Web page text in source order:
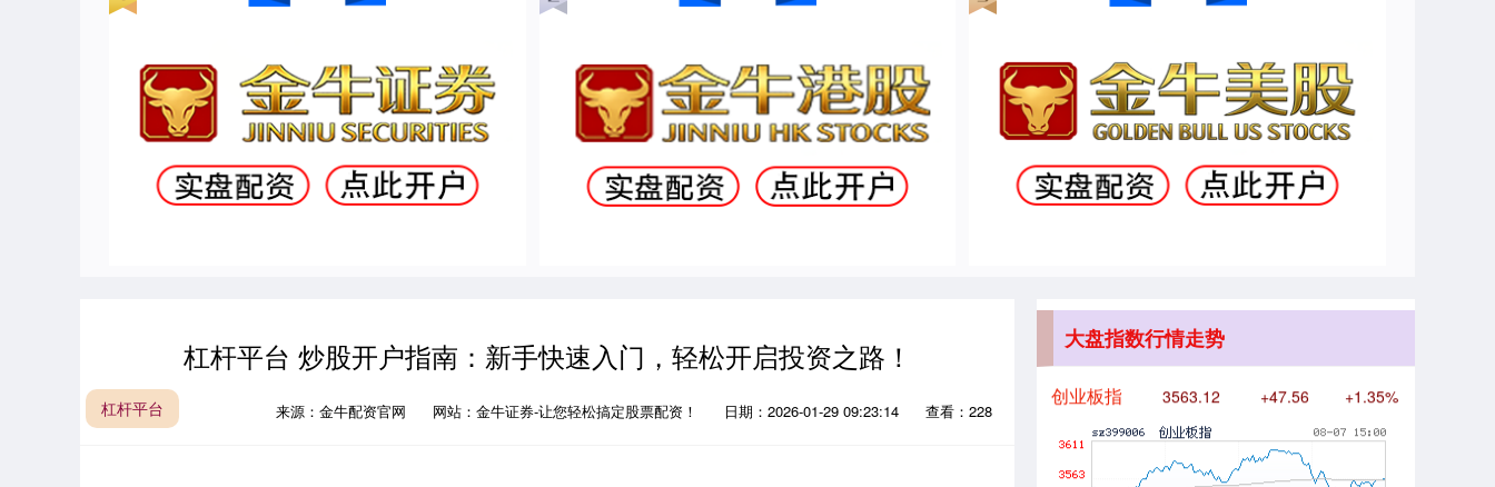
杠杆平台 炒股开户指南：新手快速入门，轻松开启投资之路！
杠杆平台 来源：金牛配资官网 网站：金牛证券-让您轻松搞定股票配资！ 日期：2026-01-29 09:23:14 查看：228
大盘指数行情走势